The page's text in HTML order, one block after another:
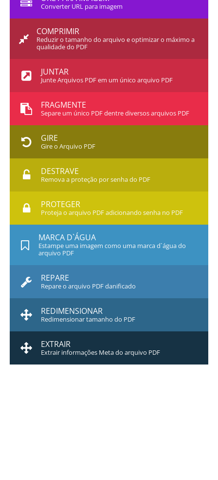
Converter URL para imagem
COMPRIMIR
Reduzir o tamanho do arquivo e optimizar o máximo a
qualidade do PDF
JUNTAR
Junte Arquivos PDF em um único arquivo PDF
FRAGMENTE
Separe um único PDF dentre diversos arquivos PDF
GIRE
Gire o Arquivo PDF
DESTRAVE
Remova a proteção por senha do PDF
PROTEGER
Proteja o arquivo PDF adicionando senha no PDF
MARCA D`ÁGUA
Estampe uma imagem como uma marca d`água do
arquivo PDF
REPARE
Repare o arquivo PDF danificado
REDIMENSIONAR
Redimensionar tamanho do PDF
EXTRAIR
Extrair informações Meta do arquivo PDF